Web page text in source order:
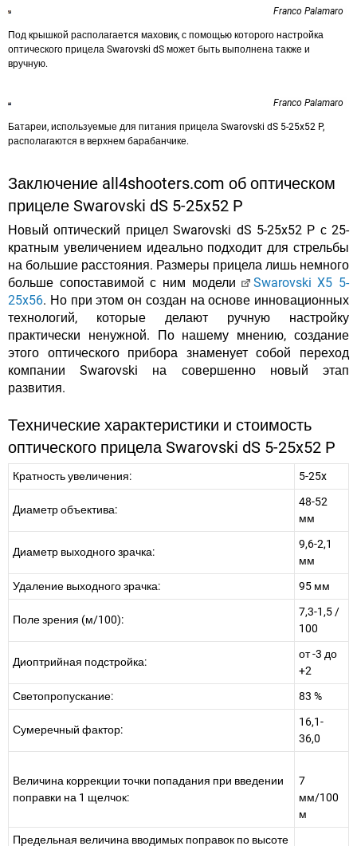
Franco Palamaro
Под крышкой располагается маховик, с помощью которого настройка
оптического прицела Swarovski dS может быть выполнена также и
вручную.
Franco Palamaro
Батареи, используемые для питания прицела Swarovski dS 5-25x52 P,
располагаются в верхнем барабанчике.
Заключение all4shooters.com об оптическом
прицеле Swarovski dS 5-25x52 P
Новый оптический прицел Swarovski dS 5-25x52 P с 25-
кратным увеличением идеально подходит для стрельбы
на большие расстояния. Размеры прицела лишь немного
больше сопоставимой с ним модели
Swarovski X5 5-
25x56. Но при этом он создан на основе инновационных
технологий, которые делают ручную настройку
практически ненужной. По нашему мнению, создание
этого оптического прибора знаменует собой переход
компании Swarovski на совершенно новый этап
развития.
Технические характеристики и стоимость
оптического прицела Swarovski dS 5-25x52 P
Кратность увеличения: 5-25x
Диаметр объектива:
48-52
мм
Диаметр выходного зрачка:
9,6-2,1
мм
Удаление выходного зрачка:
95 мм
Поле зрения (м/100):
7,3-1,5 /
100
Диоптрийная подстройка:
от -3 до
+2
Светопропускание:
83 %
Сумеречный фактор:
16,1-
36,0
Величина коррекции точки попадания при введении
поправки на 1 щелчок:
7
мм/100
м
Предельная величина вводимых поправок по высоте